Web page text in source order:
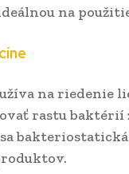
na
na riedenie
rastu baktérií